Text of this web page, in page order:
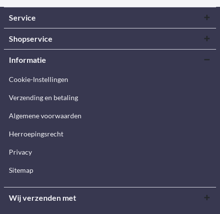
Service
Shopservice
Informatie
Cookie-Instellingen
Verzending en betaling
Algemene voorwaarden
Herroepingsrecht
Privacy
Sitemap
Wij verzenden met